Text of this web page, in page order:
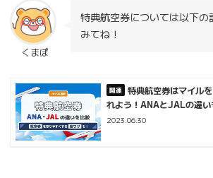
くまぽ
特典航空券については以下の
みてね！
特典航空券はマイル
れよう！ANAとJALの違い
2023.06.30